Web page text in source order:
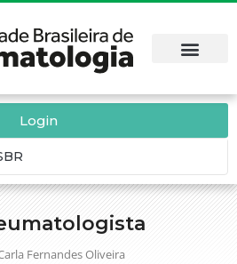
Fernandes Oliveira
Login